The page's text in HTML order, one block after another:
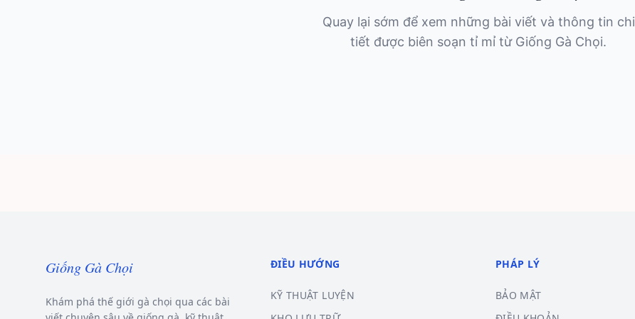
Quay lại sớm để xem những bài viết và thông tin chi
tiết được biên soạn tỉ mỉ từ Giống Gà Chọi.
Giống Gà Chọi
Khám phá thế giới gà chọi qua các bài
ĐIỀU HƯỚNG
KỸ THUẬT LUYỆN
PHÁP LÝ
BẢO MẬT